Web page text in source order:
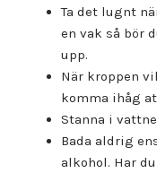
Ta det lugnt
en vak så bör
upp.
När kroppen
komma ihåg
Stanna i
Bada aldrig
alkohol. Har